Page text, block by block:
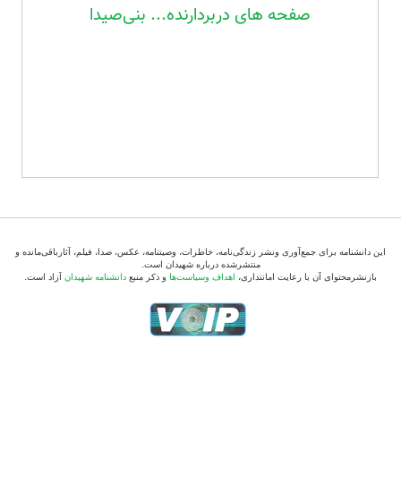
صفحه های دربردارنده... بنی‌صیدا
این دانشنامه برای جمع‌آوری ونشر زندگی‌نامه، خاطرات، وصیتنامه، عکس، صدا، فیلم، آثارباقی‌مانده و
منتشرشده درباره شهیدان است.
بازنشرمحتوای آن با رعایت امانتداری، اهداف وسیاست‌ها و ذکر منبع دانشنامه شهیدان آزاد است.